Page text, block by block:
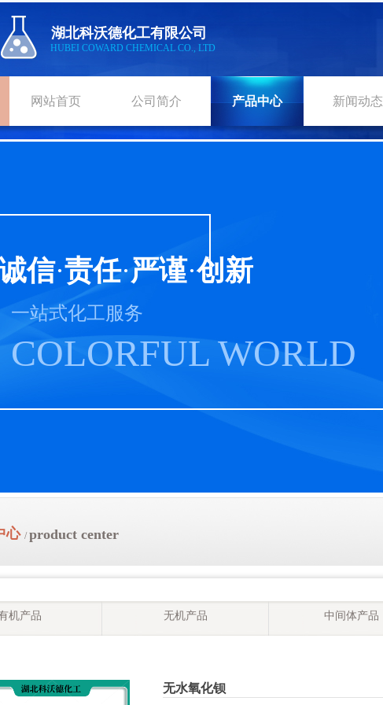
湖北科沃德化工有限公司
HUBEI COWARD CHEMICAL CO., LTD
网站首页 公司简介 产品中心 新闻动态
信·责任·严谨·创新
一站式化工服务
COLORFUL WORLD
心 / product center
机产品 无机产品 中间体产品
无水氧化钡